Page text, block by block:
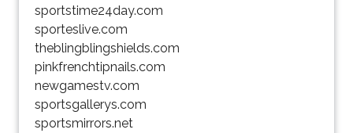
sportstime24day.com
sporteslive.com
theblingblingshields.com
pinkfrenchtipnails.com
newgamestv.com
sportsgallerys.com
sportsmirrors.net